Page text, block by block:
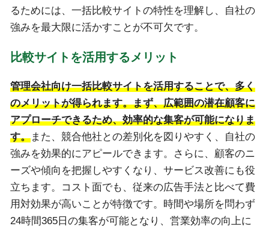
るためには、一括比較サイトの特性を理解し、自社の
強みを最大限に活かすことが不可欠です。
比較サイトを活用するメリット
管理会社向け一括比較サイトを活用することで、多く
のメリットが得られます。まず、広範囲の潜在顧客に
アプローチできるため、効率的な集客が可能になりま
す。また、競合他社との差別化を図りやすく、自社の
強みを効果的にアピールできます。さらに、顧客のニ
ーズや傾向を把握しやすくなり、サービス改善にも役
立ちます。コスト面でも、従来の広告手法と比べて費
用対効果が高いことが特徴です。時間や場所を問わず
24時間365日の集客が可能となり、営業効率の向上に